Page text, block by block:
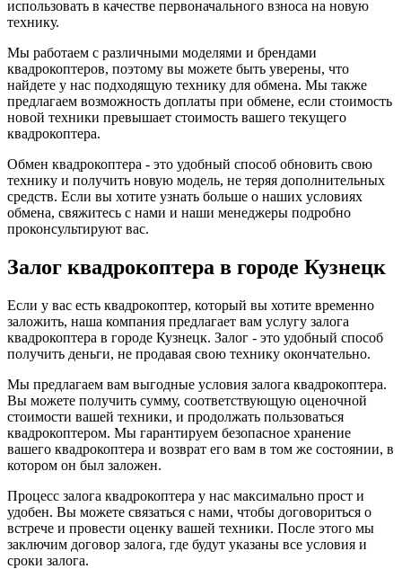
использовать в качестве первоначального взноса на новую
технику.
Мы работаем с различными моделями и брендами
квадрокоптеров, поэтому вы можете быть уверены, что
найдете у нас подходящую технику для обмена. Мы также
предлагаем возможность доплаты при обмене, если стоимость
новой техники превышает стоимость вашего текущего
квадрокоптера.
Обмен квадрокоптера - это удобный способ обновить свою
технику и получить новую модель, не теряя дополнительных
средств. Если вы хотите узнать больше о наших условиях
обмена, свяжитесь с нами и наши менеджеры подробно
проконсультируют вас.
Залог квадрокоптера в городе Кузнецк
Если у вас есть квадрокоптер, который вы хотите временно
заложить, наша компания предлагает вам услугу залога
квадрокоптера в городе Кузнецк. Залог - это удобный способ
получить деньги, не продавая свою технику окончательно.
Мы предлагаем вам выгодные условия залога квадрокоптера.
Вы можете получить сумму, соответствующую оценочной
стоимости вашей техники, и продолжать пользоваться
квадрокоптером. Мы гарантируем безопасное хранение
вашего квадрокоптера и возврат его вам в том же состоянии, в
котором он был заложен.
Процесс залога квадрокоптера у нас максимально прост и
удобен. Вы можете связаться с нами, чтобы договориться о
встрече и провести оценку вашей техники. После этого мы
заключим договор залога, где будут указаны все условия и
сроки залога.